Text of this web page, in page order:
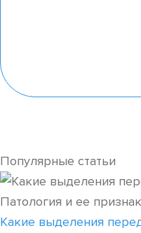
Популярные статьи
Какие выделения